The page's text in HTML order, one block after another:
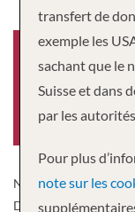
Nous avons
Don ») pour votre
transfert de
exemple les
sachant que le
Suisse et dans
par les
Pour plus
note sur les